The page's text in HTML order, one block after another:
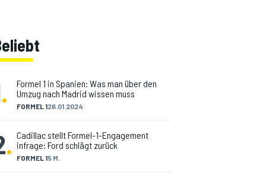
. FORMEL 126.01.2024
Formel 1 in Spanien: Was man über den
Umzug nach Madrid wissen muss
. FORMEL 15 M.
Cadillac stellt Formel-1-Engagement
infrage: Ford schlägt zurück